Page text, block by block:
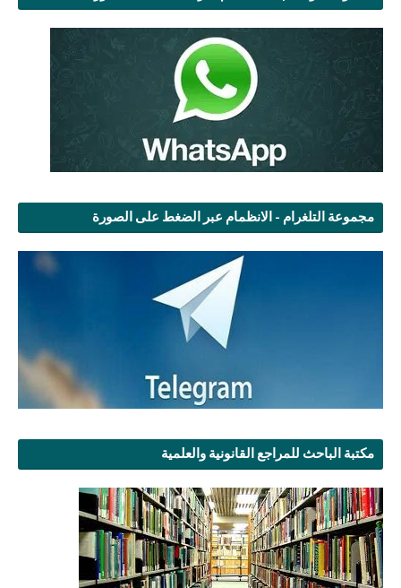
مجموعة التلغرام - الانظمام عبر الضغط على الصورة
مكتبة الباحث للمراجع القانونية والعلمية